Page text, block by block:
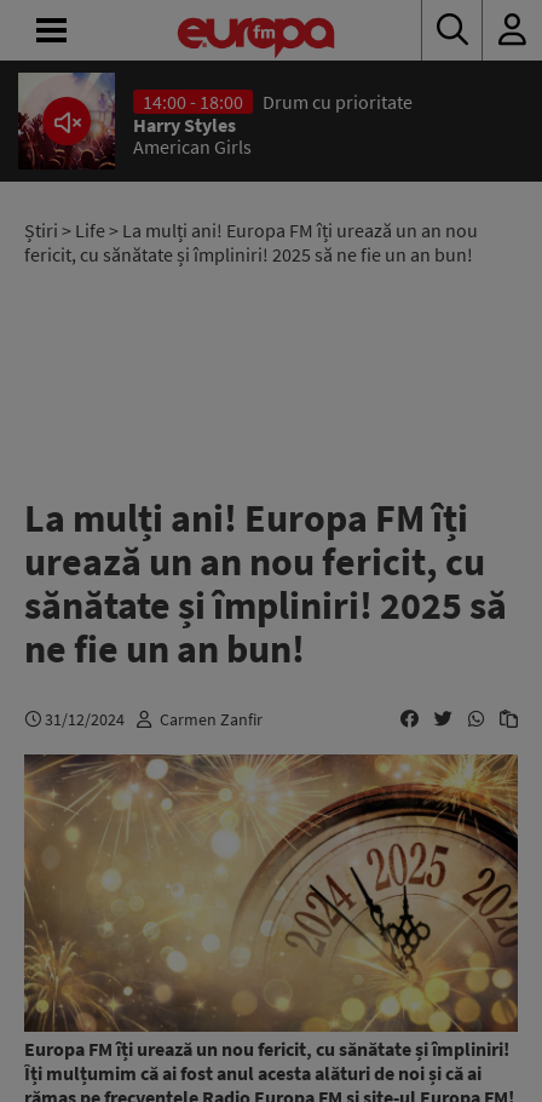
14:00 - 18:00
Drum cu prioritate
Harry Styles
American Girls
Știri > Life> La mulți ani! Europa FM îți urează un an nou
fericit, cu sănătate și împliniri! 2025 să ne fie un an bun!
La mulți ani! Europa FM îți
urează un an nou fericit, cu
sănătate și împliniri! 2025 să
ne fie un an bun!
31/12/2024 Carmen Zanfir
Europa FM îți urează un nou fericit, cu sănătate și împliniri!
Îți mulțumim că ai fost anul acesta alături de noi și că ai
ACASĂ
ȘTIRI
RADIO